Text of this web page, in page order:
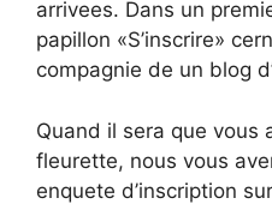
arrivees. Dans un
papillon «S’inscrire»
compagnie de un blog
Quand il sera que vous
fleurette, nous vous
enquete d’inscription